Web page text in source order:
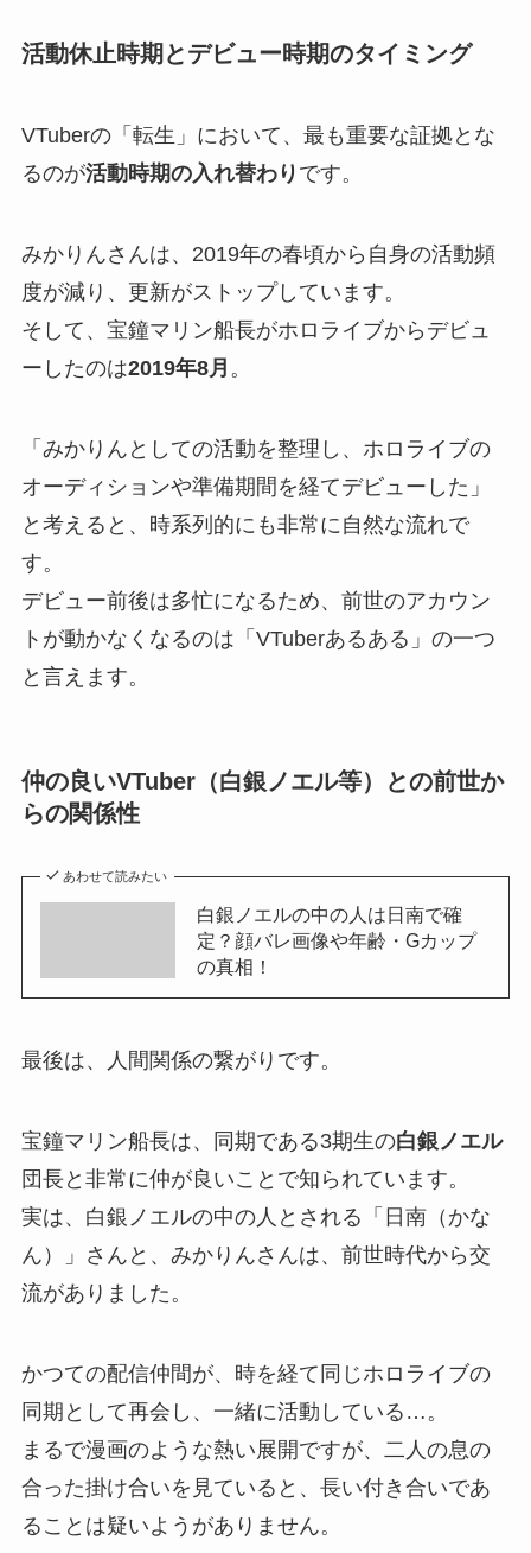
活動休止時期とデビュー時期のタイミング
VTuberの「転生」において、最も重要な証拠とな
るのが活動時期の入れ替わり です。
みかりんさんは、2019年の春頃から自身の活動頻
度が減り、更新がストップしています。
そして、宝鐘マリン船長がホロライブからデビュ
ーしたのは2019年8月 。
「みかりんとしての活動を整理し、ホロライブの
オーディションや準備期間を経てデビューした」
と考えると、時系列的にも非常に自然な流れで
す。
デビュー前後は多忙になるため、前世のアカウン
トが動かなくなるのは「VTuberあるある」の一つ
と言えます。
仲の良いVTuber（白銀ノエル等）との前世か
らの関係性
あわせて読みたい
白銀ノエルの中の人は日南で確
定？顔バレ画像や年齢・Gカップ
の真相！
最後は、人間関係の繋がりです。
宝鐘マリン船長は、同期である3期生の白銀ノエル
団長と非常に仲が良いことで知られています。
実は、白銀ノエルの中の人とされる「日南（かな
ん）」さんと、みかりんさんは、前世時代から交
流がありました。
かつての配信仲間が、時を経て同じホロライブの
同期として再会し、一緒に活動している…。
まるで漫画のような熱い展開ですが、二人の息の
合った掛け合いを見ていると、長い付き合いであ
ることは疑いようがありません。